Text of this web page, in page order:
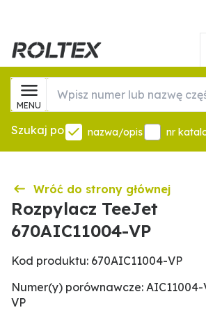
MENU
Szukaj po nazwa/opis nr
Wróć do strony głównej
Rozpylacz TeeJet
670AIC11004-VP
Kod produktu: 670AIC11004-VP
Numer(y) porównawcze: AIC11004-
VP